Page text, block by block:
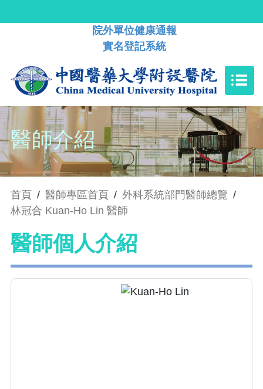
院外單位健康通報
實名登記系統
醫師介紹
首頁 / 醫師專區首頁 / 外科系統部門醫師總覽 /
林冠合 Kuan-Ho Lin 醫師
醫師個人介紹